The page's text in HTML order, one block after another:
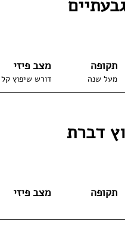
מצב פיזי
דורש שיפוץ קל
תקופה
מעל שנה
דברת
מצב פיזי תקופה